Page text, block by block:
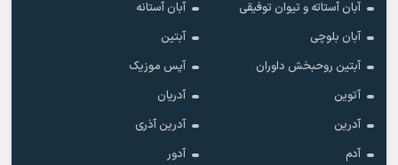
آبان آستاته و تیوان توفیقی
آبان آستانه
آبان بلوچی
آبتین
آبتین روحبخش داوران
آپس موزیک
آتوین
آدریان
آدرین
آدرین آذری
آدم
آدور